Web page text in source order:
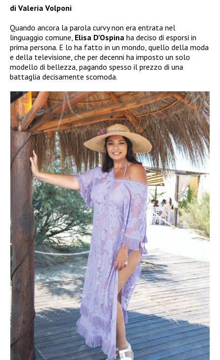
di Valeria Volponi
Quando ancora la parola curvy non era entrata nel
linguaggio comune, Elisa D’Ospina ha deciso di esporsi in
prima persona. E lo ha fatto in un mondo, quello della moda
e della televisione, che per decenni ha imposto un solo
modello di bellezza, pagando spesso il prezzo di una
battaglia decisamente scomoda.